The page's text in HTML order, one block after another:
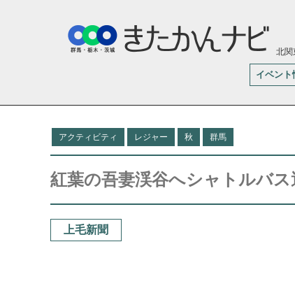
北関
イベント
アクティビティ レジャー 秋 群馬
紅葉の吾妻渓谷へシャトルバス
上毛新聞